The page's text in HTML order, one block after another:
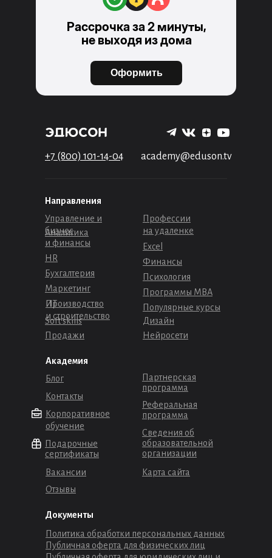
+7 (800) 101-14-04 academy@eduson.tv
Управление и
бизнес
Аналитика
и финансы
HR
Маркетинг
Бухгалтерия
Soft skills
Продажи
Направления
Документы
Психология
Excel
Профессии
на удаленке
Финансы
Производство
и строительство
ИТ
Программы МВА
Популярные курсы
Подарочные
сертификаты
Блог
Контакты
Академия
Корпоративное
обучение
Партнерская
программа
Реферальная
программа
Сведения об
образовательной
организации
Политика обработки персональных данных
Публичная оферта для физических лиц
Вакансии
Рассрочка за 2 минуты,
не выходя из дома
Оформить
Дизайн
Нейросети
Карта сайта
Отзывы